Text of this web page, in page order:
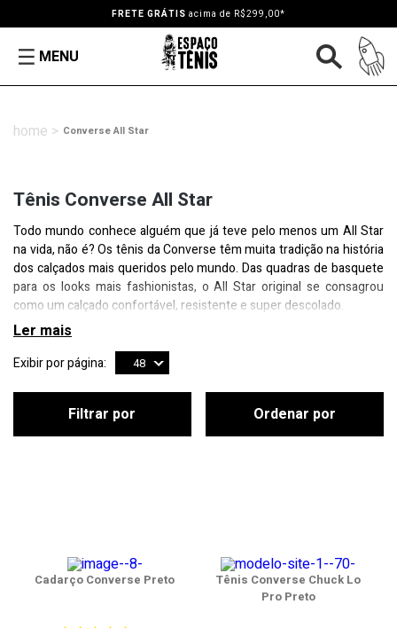
FRETE GRÁTIS acima de R$299,00*
MENU
Converse All Star
Tênis Converse All Star
Todo mundo conhece alguém que já teve pelo menos um All Star
na vida, não é? Os tênis da Converse têm muita tradição na história
dos calçados mais queridos pelo mundo. Das quadras de basquete
para os looks mais fashionistas, o All Star original se consagrou
como um calçado confortável, resistente e super descolado.
Exibir por página: 48
Filtrar por Ordenar por
Cadarço Converse Preto
Tênis Converse Chuck Lo
Pro Preto